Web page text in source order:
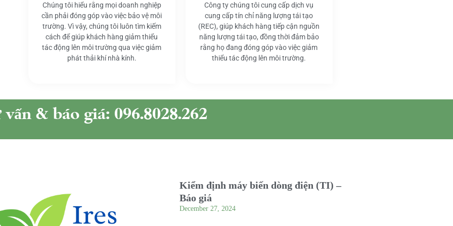
Chúng tôi hiểu rằng mọi doanh nghiệp
cần phải đóng góp vào việc bảo vệ môi
trường. Vì vậy, chúng tôi luôn tìm kiếm
cách để giúp khách hàng giảm thiểu
tác động lên môi trường qua việc giảm
phát thải khí nhà kính.
Công ty chúng tôi cung cấp dịch vụ
cung cấp tín chỉ năng lượng tái tạo
(REC), giúp khách hàng tiếp cận nguồn
năng lượng tái tạo, đồng thời đảm bảo
rằng họ đang đóng góp vào việc giảm
thiểu tác động lên môi trường.
& báo giá: 096.8028.262
Kiểm định máy biến dòng điện (TI) –
Báo giá
December 27, 2024